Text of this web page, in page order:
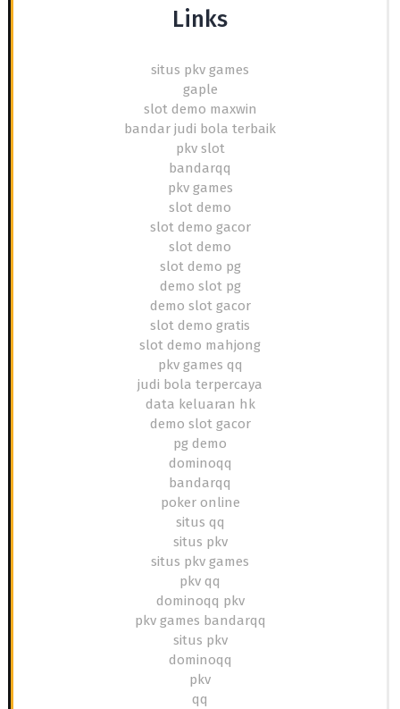
Links
situs pkv games
gaple
slot demo maxwin
bandar judi bola terbaik
pkv slot
bandarqq
pkv games
slot demo
slot demo gacor
slot demo
slot demo pg
demo slot pg
demo slot gacor
slot demo gratis
slot demo mahjong
pkv games qq
judi bola terpercaya
data keluaran hk
demo slot gacor
pg demo
dominoqq
bandarqq
poker online
situs qq
situs pkv
situs pkv games
pkv qq
dominoqq pkv
pkv games bandarqq
situs pkv
dominoqq
pkv
qq